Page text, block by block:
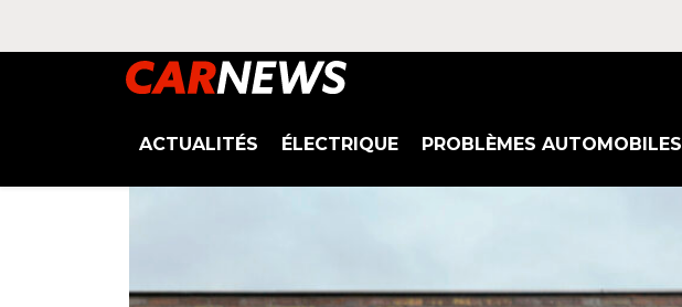
ACTUALITÉS ÉLECTRIQUE PROBLÈMES AUTOMOBILES